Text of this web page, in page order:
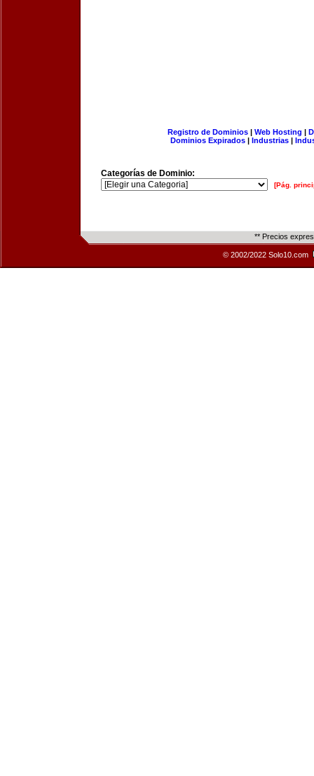
Registro de Dominios| Web Hosting |
Dominios Expirados | Industrias |
Categorías de Dominio:
[Pág.
** Precios
© 2002/2022 Solo10.com